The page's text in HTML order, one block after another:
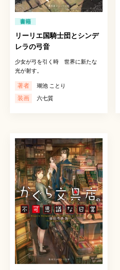
書籍
リーリエ国騎士団とシンデ
レラの弓音
少女が弓を引く時 世界に新たな
光が射す。
著者 瑚池 ことり
装画 六七質